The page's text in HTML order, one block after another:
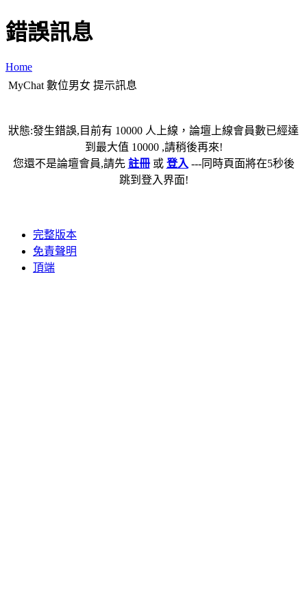
錯誤訊息
Home
MyChat 數位男女 提示訊息
狀態:發生錯誤,目前有 10000 人上線，論壇上線會員數已經達
到最大值 10000 ,請稍後再來!
您還不是論壇會員,請先 註冊或 登入 ---同時頁面將在5秒後
跳到登入界面!
完整版本
免責聲明
頂端